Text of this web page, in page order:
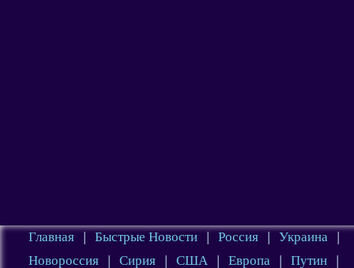
Главная | Быстрые Новости | Россия | Украина
|
Новороссия
| Сирия | США | Европа | Путин |